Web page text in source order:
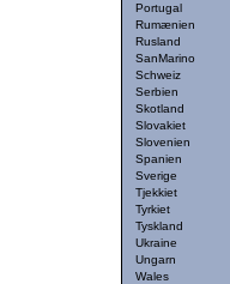
Portugal
Rumænien
Rusland
SanMarino
Schweiz
Serbien
Skotland
Slovakiet
Slovenien
Spanien
Sverige
Tjekkiet
Tyrkiet
Tyskland
Ukraine
Ungarn
Wales